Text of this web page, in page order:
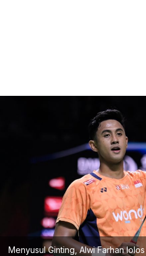
Menyusul Ginting, Alwi Farhan